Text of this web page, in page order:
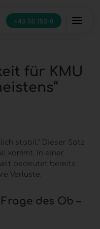
+43 50 152-0
für KMU
stabil.“ Dieser Satz
kommt. In einer
bedeutet bereits
Verluste.
des Ob –